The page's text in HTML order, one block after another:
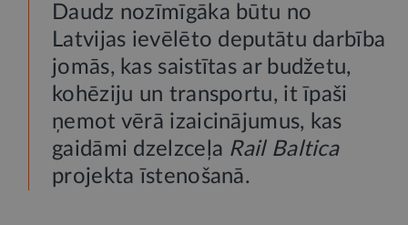
Daudz nozīmīgāka būtu no
Latvijas ievēlēto deputātu darbība
jomās, kas saistītas ar budžetu,
kohēziju un transportu, it īpaši
ņemot vērā izaicinājumus, kas
gaidāmi dzelzceļa Rail Baltica
projekta īstenošanā.